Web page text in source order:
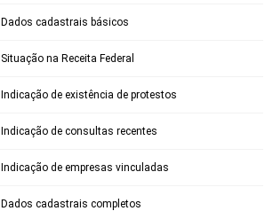
Dados cadastrais básicos
Situação na Receita Federal
Indicação de existência de protestos
Indicação de consultas recentes
Indicação de empresas vinculadas
Dados cadastrais completos